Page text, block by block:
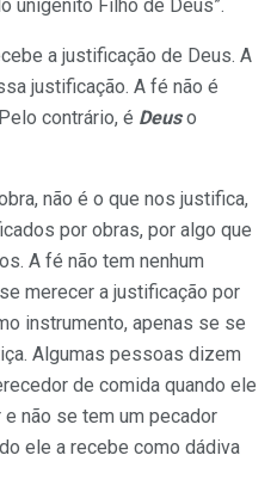
unigênito Filho de Deus”.
a justificação de Deus. A
justificação. A fé não é
contrário, é Deuso
não é o que nos justifica,
por obras, por algo que
A fé não tem nenhum
merecer a justificação por
instrumento, apenas se se
Algumas pessoas dizem
de comida quando ele
não se tem um pecador
ele a recebe como dádiva